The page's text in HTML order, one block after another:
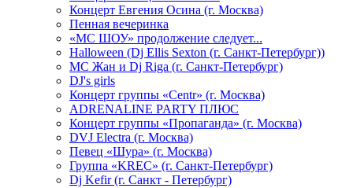
Концерт Евгения Осина (г. Москва)
Пенная вечеринка
«МС ШОУ» продолжение следует...
Halloween (Dj Ellis Sexton (г. Санкт-Петербург))
МС Жан и Dj Riga (г. Санкт-Петербург)
DJ's girls
Концерт группы «Centr» (г. Москва)
ADRENALINE PARTY ПЛЮС
Концерт группы «Пропаганда» (г. Москва)
DVJ Electra (г. Москва)
Певец «Шура» (г. Москва)
Группа «KREC» (г. Санкт-Петербург)
Dj Kefir (г. Санкт - Петербург)